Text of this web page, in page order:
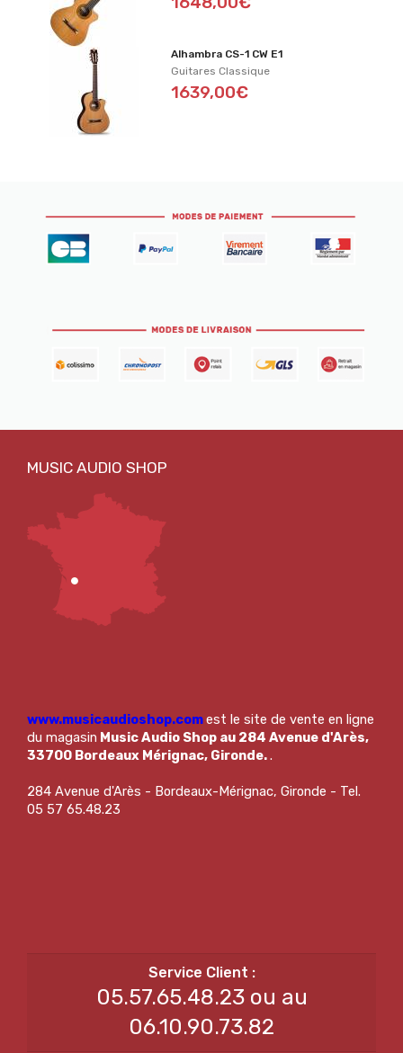
Alhambra CS-1 CW E1
Guitares Classique
1639,00€
www.musicaudioshop.comest le site de vente en ligne
du magasin Music Audio Shop au 284 Avenue d'Arès,
33700 Bordeaux Mérignac, Gironde..
284 Avenue d'Arès - Bordeaux-Mérignac, Gironde - Tel.
05 57 65.48.23
05.57.65.48.23 ou au
06.10.90.73.82